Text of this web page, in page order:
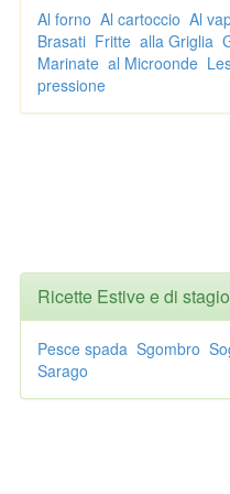
Al forno Al cartoccio Al
Brasati Fritte alla Griglia
Marinate al Microonde
pressione
Ricette Estive e di
Pesce spada Sgombro
Sarago